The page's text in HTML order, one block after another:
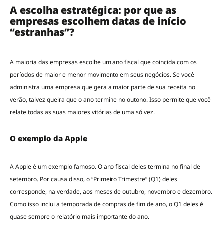
A escolha estratégica: por que as
empresas escolhem datas de início
“estranhas”?
A maioria das empresas escolhe um ano fiscal que coincida com os
períodos de maior e menor movimento em seus negócios. Se você
administra uma empresa que gera a maior parte de sua receita no
verão, talvez queira que o ano termine no outono. Isso permite que você
relate todas as suas maiores vitórias de uma só vez.
O exemplo da Apple
A Apple é um exemplo famoso. O ano fiscal deles termina no final de
setembro. Por causa disso, o “Primeiro Trimestre” (Q1) deles
corresponde, na verdade, aos meses de outubro, novembro e dezembro.
Como isso inclui a temporada de compras de fim de ano, o Q1 deles é
quase sempre o relatório mais importante do ano.